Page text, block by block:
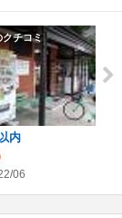
クチコミ
内
06